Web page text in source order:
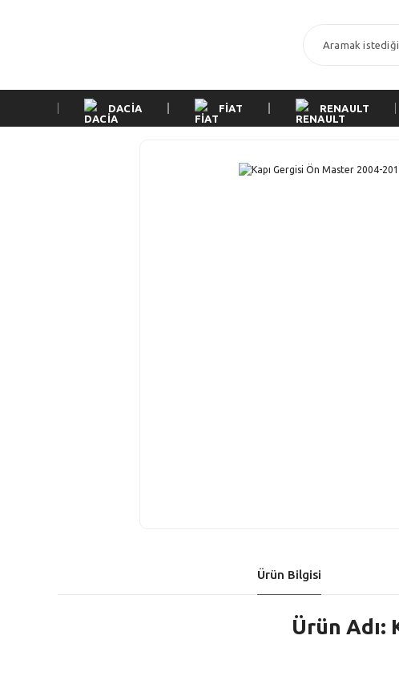
DACİA FİAT RENAULT
Ürün Bilgisi
Ürün Adı: